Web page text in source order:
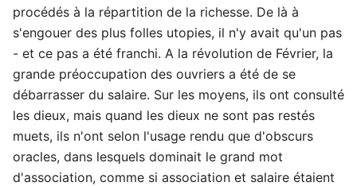
procédés à la répartition de la richesse. De là à
s'engouer des plus folles utopies, il n'y avait qu'un pas
- et ce pas a été franchi. A la révolution de Février, la
grande préoccupation des ouvriers a été de se
débarrasser du salaire. Sur les moyens, ils ont consulté
les dieux, mais quand les dieux ne sont pas restés
muets, ils n'ont selon l'usage rendu que d'obscurs
oracles, dans lesquels dominait le grand mot
d'association, comme si association et salaire étaient